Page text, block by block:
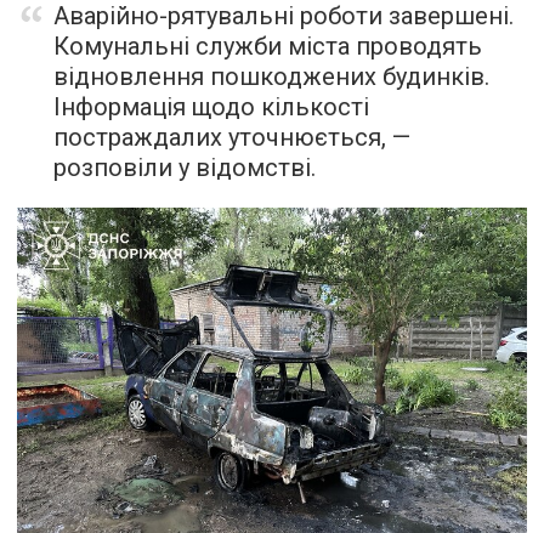
Аварійно-рятувальні роботи завершені.
Комунальні служби міста проводять
відновлення пошкоджених будинків.
Інформація щодо кількості
постраждалих уточнюється, —
розповіли у відомстві.